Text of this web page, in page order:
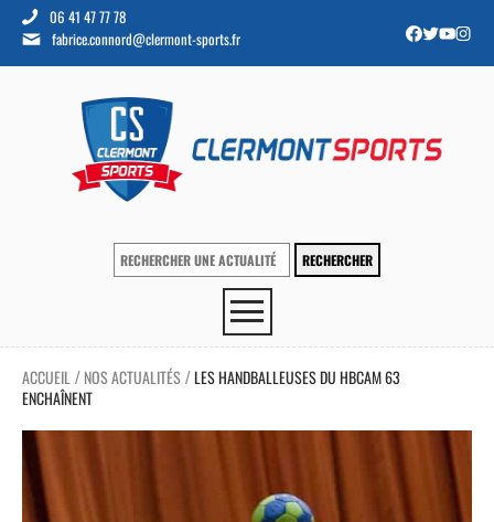
06 41 47 77 78
fabrice.connord@clermont-sports.fr
ACCUEIL / NOS ACTUALITÉS /LES HANDBALLEUSES DU HBCAM 63
ENCHAÎNENT